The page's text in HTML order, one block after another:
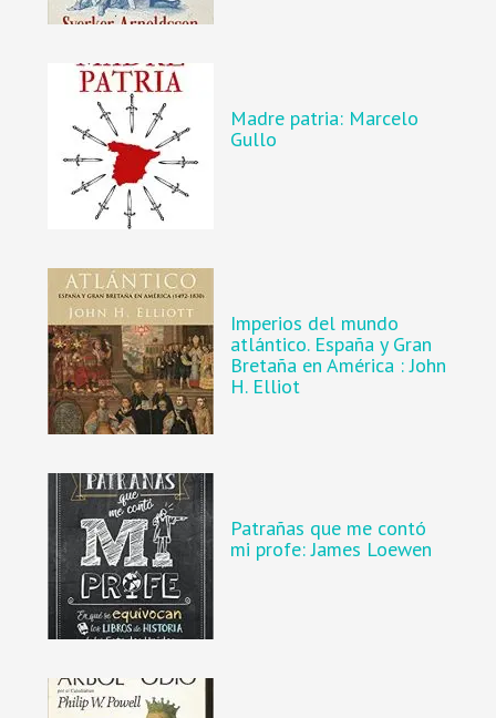
Madre patria: Marcelo
Gullo
Imperios del mundo
atlántico. España y Gran
Bretaña en América : John
H. Elliot
Patrañas que me contó
mi profe: James Loewen